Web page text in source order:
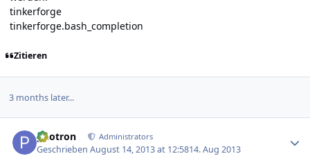
tinkerforge
tinkerforge.bash_completion
Zitieren
3 months later...
photron Administrators
GeschriebenAugust 14, 2013 at 12:5814. Aug 2013